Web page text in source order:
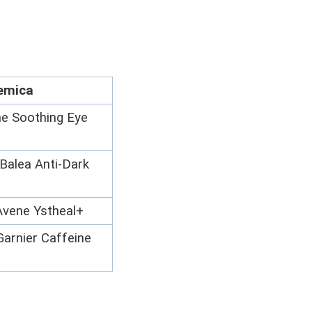
Soothing Eye
Anti-Dark
Ystheal+
Caffeine